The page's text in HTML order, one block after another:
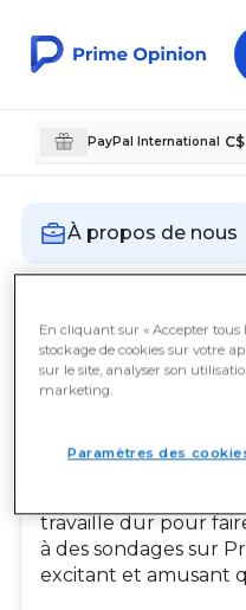
PayPal International
À propos de nous
À propos de
Notre mission
responsabiliser nos
travaille dur pour
à des sondages sur
excitant et amusant
En cliquant sur « Accepter tous
stockage de cookies sur votre
sur le site, analyser son
marketing.
Paramètres des